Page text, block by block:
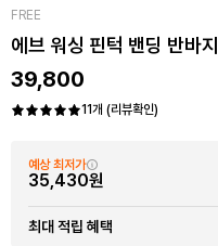
FREE
에브 워싱 핀턱 밴딩 반바지
39,800
11개 (리뷰확인)
예상 최저가
35,430원
최대 적립 혜택